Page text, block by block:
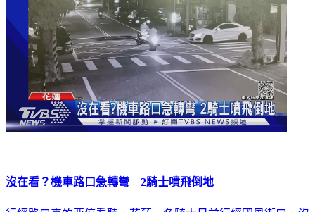
沒在看？機車路口急轉彎 2騎士噴飛倒地